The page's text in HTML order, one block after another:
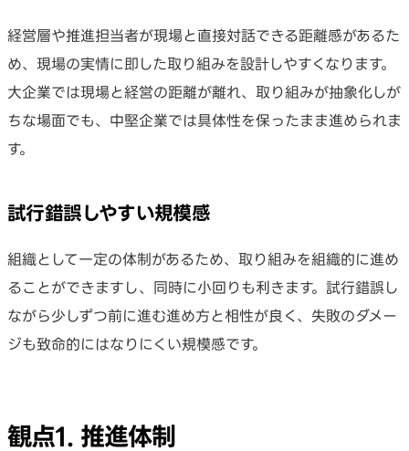
経営層や推進担当者が現場と直接対話できる距離感があるた
め、現場の実情に即した取り組みを設計しやすくなります。
大企業では現場と経営の距離が離れ、取り組みが抽象化しが
ちな場面でも、中堅企業では具体性を保ったまま進められま
す。
試行錯誤しやすい規模感
組織として一定の体制があるため、取り組みを組織的に進め
ることができますし、同時に小回りも利きます。試行錯誤し
ながら少しずつ前に進む進め方と相性が良く、失敗のダメー
ジも致命的にはなりにくい規模感です。
観点1. 推進体制